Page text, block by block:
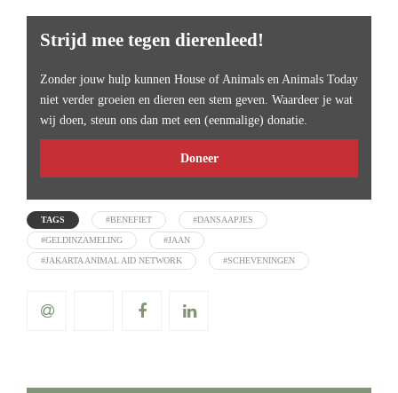
Strijd mee tegen dierenleed!
Zonder jouw hulp kunnen House of Animals en Animals Today
niet verder groeien en dieren een stem geven. Waardeer je wat
wij doen, steun ons dan met een (eenmalige) donatie.
Doneer
TAGS #BENEFIET #DANSAAPJES
#GELDINZAMELING #JAAN
#JAKARTA ANIMAL AID NETWORK #SCHEVENINGEN